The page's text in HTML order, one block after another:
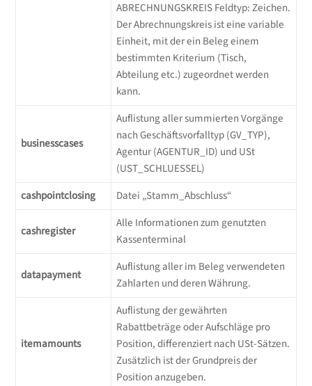
ABRECHNUNGSKREIS Feldtyp: Zeichen.
Der Abrechnungskreis ist eine variable
Einheit, mit der ein Beleg einem
bestimmten Kriterium (Tisch,
Abteilung etc.) zugeordnet werden
kann.
businesscases
Auflistung aller summierten Vorgänge
nach Geschäftsvorfalltyp (GV_TYP),
Agentur (AGENTUR_ID) und USt
(UST_SCHLUESSEL)
cashpointclosing
Datei „Stamm_Abschluss“
cashregister
Alle Informationen zum genutzten
Kassenterminal
datapayment
Auflistung aller im Beleg verwendeten
Zahlarten und deren Währung.
itemamounts
Auflistung der gewährten
Rabattbeträge oder Aufschläge pro
Position, differenziert nach USt-Sätzen.
Zusätzlich ist der Grundpreis der
Position anzugeben.